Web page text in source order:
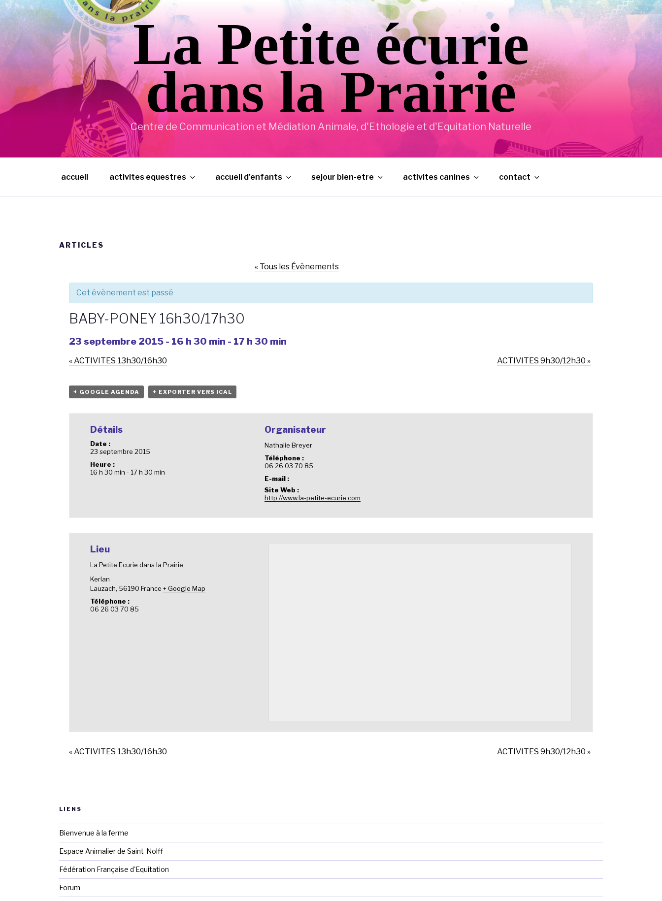
Aller
au
contenu
principal
La Petite écurie
dans la Prairie
Centre de Communication et Médiation Animale, d'Ethologie et d'Equitation Naturelle
accueil activites equestres accueil d’enfants sejour bien-etre activites canines contact
ARTICLES
« Tous les Évènements
Cet évènement est passé
BABY-PONEY 16h30/17h30
23 septembre 2015 - 16 h 30 min - 17 h 30 min
«ACTIVITES 13h30/16h30 ACTIVITES 9h30/12h30 »
+ GOOGLE AGENDA + EXPORTER VERS ICAL
Détails
Date :
23 septembre 2015
Heure :
16 h 30 min - 17 h 30 min
Organisateur
Nathalie Breyer
Téléphone :
06 26 03 70 85
E-mail :
Site Web :
http://www.la-petite-ecurie.com
Lieu
La Petite Ecurie dans la Prairie
Kerlan
Lauzach, 56190 France + Google Map
Téléphone :
06 26 03 70 85
«ACTIVITES 13h30/16h30 ACTIVITES 9h30/12h30 »
LIENS
Bienvenue à la ferme
Espace Animalier de Saint-Nolff
Fédération Française d'Equitation
Forum